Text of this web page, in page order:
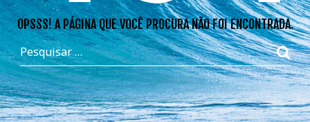
OPSSS! A PÁGINA QUE VOCÊ PROCURA NÃO FOI ENCONTRADA.